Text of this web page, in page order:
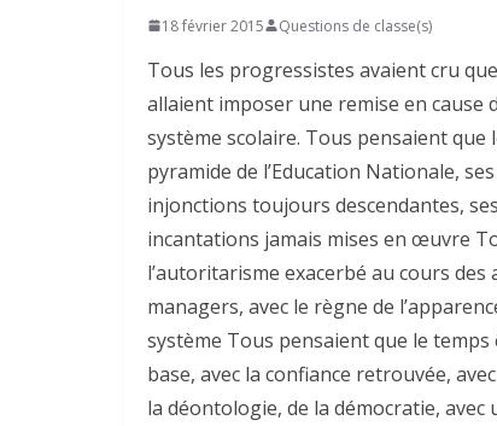
18 février 2015 Questions de classe(s)
Tous les progressistes avaient cru
allaient imposer une remise en cause
système scolaire. Tous pensaient
pyramide de l’Education Nationale,
injonctions toujours descendantes,
incantations jamais mises en œuvre
l’autoritarisme exacerbé au cours
managers, avec le règne de
système Tous pensaient que le
base, avec la confiance retrouvée,
la déontologie, de la démocratie,